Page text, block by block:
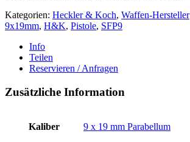
Kategorien: Heckler & Koch, Waffen-Hersteller
9x19mm, H&K, Pistole, SFP9
Info
Teilen
Reservieren / Anfragen
Zusätzliche Information
Kaliber 9 x 19 mm Parabellum